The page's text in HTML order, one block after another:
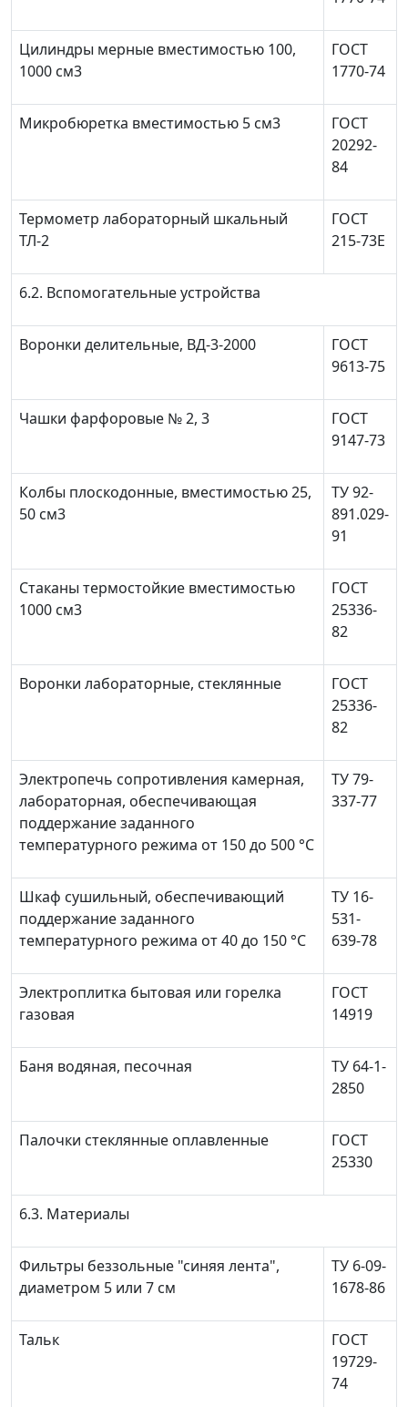
Цилиндры мерные вместимостью 100,
1000 см3
ГОСТ
1770-74
Микробюретка вместимостью 5 см3
ГОСТ
20292-
84
Термометр лабораторный шкальный
ТЛ-2
ГОСТ
215-73Е
6.2. Вспомогательные устройства
Воронки делительные, ВД-3-2000
ГОСТ
9613-75
Чашки фарфоровые № 2, 3
ГОСТ
9147-73
Колбы плоскодонные, вместимостью 25,
50 см3
ТУ 92-
891.029-
91
Стаканы термостойкие вместимостью
1000 см3
ГОСТ
25336-
82
Воронки лабораторные, стеклянные
ГОСТ
25336-
82
Электропечь сопротивления камерная,
лабораторная, обеспечивающая
поддержание заданного
температурного режима от 150 до 500 °C
ТУ 79-
337-77
Шкаф сушильный, обеспечивающий
поддержание заданного
температурного режима от 40 до 150 °C
ТУ 16-
531-
639-78
Электроплитка бытовая или горелка
газовая
ГОСТ
14919
Баня водяная, песочная
ТУ 64-1-
2850
Палочки стеклянные оплавленные
ГОСТ
25330
6.3. Материалы
Фильтры беззольные "синяя лента",
диаметром 5 или 7 см
ТУ 6-09-
1678-86
Тальк
ГОСТ
19729-
74